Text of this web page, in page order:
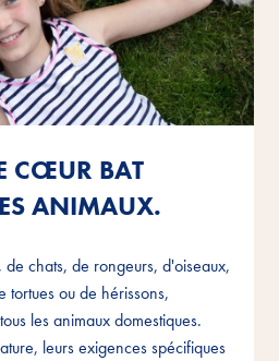
CŒUR BAT
ANIMAUX.
chats, de rongeurs, d'oiseaux,
tortues ou de hérissons,
les animaux domestiques.
leurs exigences spécifiques
CŒUR BAT
ANIMAUX.
chats, de rongeurs, d'oiseaux,
tortues ou de hérissons,
les animaux domestiques.
leurs exigences spécifiques
CŒUR BAT
ANIMAUX.
chats, de rongeurs, d'oiseaux,
tortues ou de hérissons,
les animaux domestiques.
leurs exigences spécifiques